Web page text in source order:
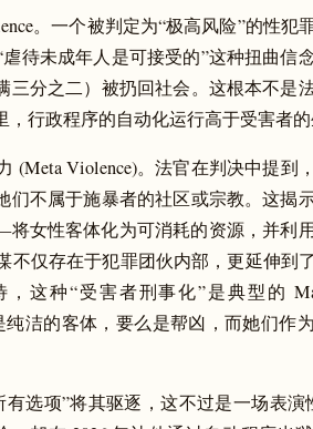
。一个被判定为“极高风险”的性犯
待未成年人是可接受的”这种扭曲信
三分之二）被扔回社会。这根本不是
行政程序的自动化运行高于受害者的
(Meta Violence)。法官在判决中提到
们不属于施暴者的社区或宗教。这揭
女性客体化为可消耗的资源，并利
不仅存在于犯罪团伙内部，更延伸到
这种“受害者刑事化”是典型的
洁的客体，要么是帮凶，而她们作
选项”将其驱逐，这不过是一场表演